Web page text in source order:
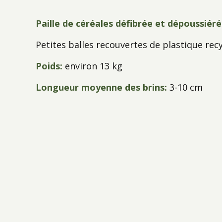
Paille de céréales défibrée et
Petites balles recouvertes de plastique
Poids: environ 13 kg
Longueur moyenne des brins: 3-10 cm